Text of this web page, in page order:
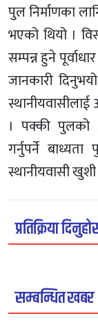
पुल निर्माणका
भएको थियो ।
सम्पन्न हुने
जानकारी
। पक्की पुलको
गर्नुपर्ने
स्थानीयवासी
प्रतिक्रिया
सम्बन्धित खबर